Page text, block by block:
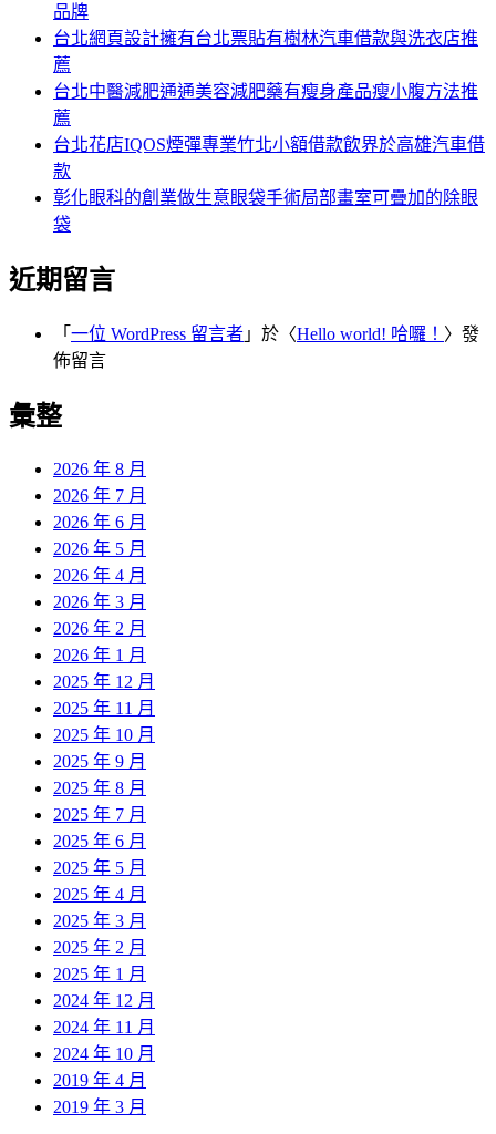
品牌
台北網頁設計擁有台北票貼有樹林汽車借款與洗衣店推
薦
台北中醫減肥通通美容減肥藥有瘦身產品瘦小腹方法推
薦
台北花店IQOS煙彈專業竹北小額借款飲界於高雄汽車借
款
彰化眼科的創業做生意眼袋手術局部畫室可疊加的除眼
袋
近期留言
「 一位 WordPress 留言者 」於〈Hello world! 哈囉！ 〉發
佈留言
彙整
2026 年 8 月
2026 年 7 月
2026 年 6 月
2026 年 5 月
2026 年 4 月
2026 年 3 月
2026 年 2 月
2026 年 1 月
2025 年 12 月
2025 年 11 月
2025 年 10 月
2025 年 9 月
2025 年 8 月
2025 年 7 月
2025 年 6 月
2025 年 5 月
2025 年 4 月
2025 年 3 月
2025 年 2 月
2025 年 1 月
2024 年 12 月
2024 年 11 月
2024 年 10 月
2019 年 4 月
2019 年 3 月